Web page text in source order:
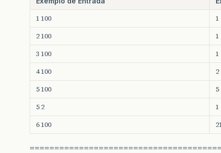
1 100
1
2 100
1
3 100
1
4 100
2
5 100
5
5 2
1
6 100